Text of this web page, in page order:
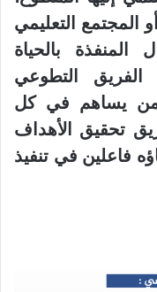
المجتمع التعليمي
بالحياة
الفريق التطوعي
ومن يساهم في كل
تحقيق الأهداف
فاعلين في تنفيذ